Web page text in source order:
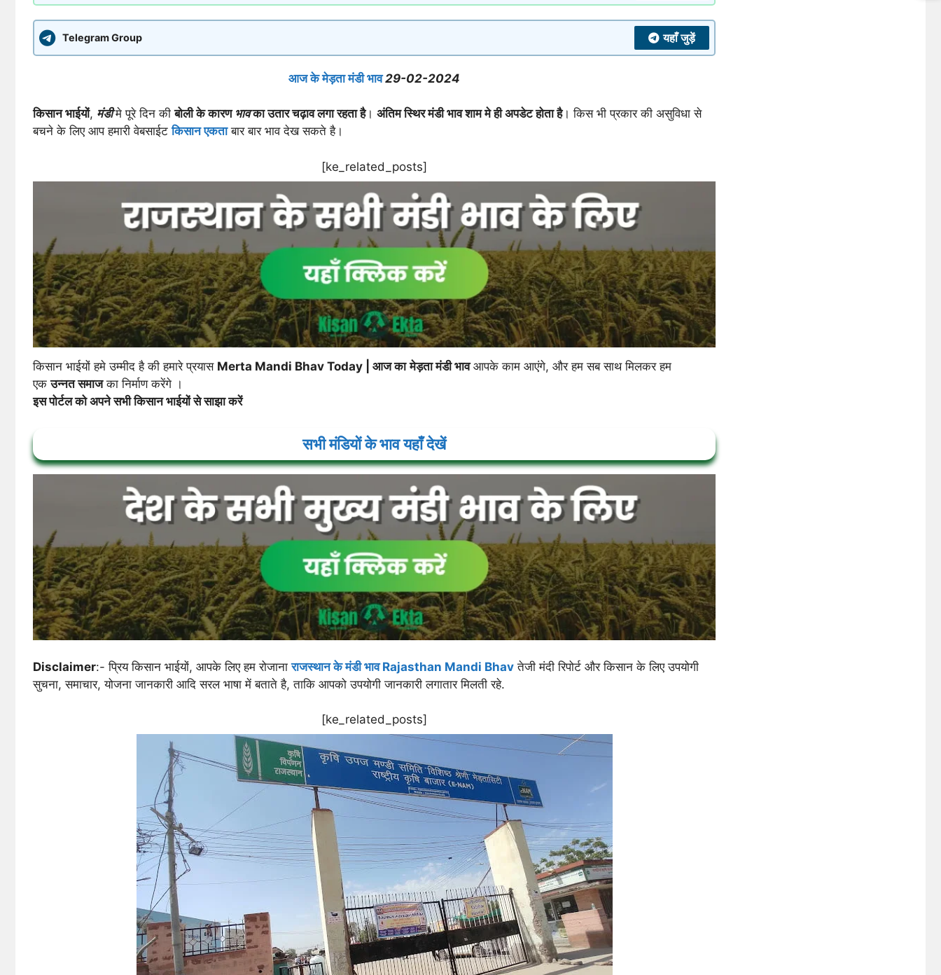
Telegram Group यहाँ जुड़ें
आज के मेड़ता मंडी भाव 29-02-2024
किसान भाईयों, मंडीमे पूरे दिन कीबोली के कारण भावका उतार चढ़ाव लगा रहता है। अंतिम स्थिर मंडी भाव शाम मे ही अपडेट होता है। किस भी प्रकार की असुविधा से
बचने के लिए आप हमारी वेबसाईटकिसान एकताबार बार भाव देख सकते है।
[ke_related_posts]
किसान भाईयों हमे उम्मीद है की हमारे प्रयास Merta Mandi Bhav Today | आज का मेड़तामंडी भावआपके काम आएंगे, और हम सब साथ मिलकर हम
एकउन्नत समाजका निर्माण करेंगे ।
इस पोर्टल को अपने सभी किसान भाईयों से साझा करें
सभी मंडियों के भाव यहाँ देखें
Disclaimer:- प्रिय किसान भाईयों, आपके लिए हम रोजानाराजस्थान के मंडी भाव Rajasthan Mandi Bhav तेजी मंदी रिपोर्ट और किसान के लिए उपयोगी
सुचना, समाचार, योजना जानकारी आदि सरल भाषा में बताते है, ताकि आपको उपयोगी जानकारी लगातार मिलती रहे.
[ke_related_posts]